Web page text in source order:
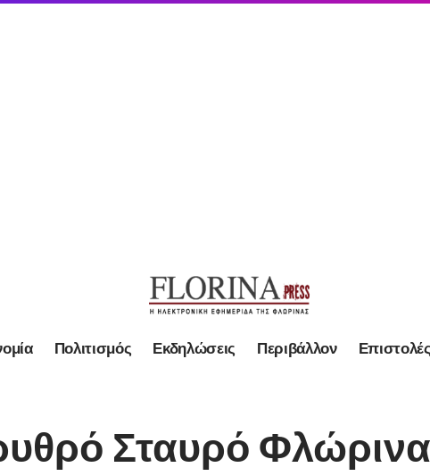
Πολιτισμός Εκδηλώσεις Περιβάλλον
Σταυρό